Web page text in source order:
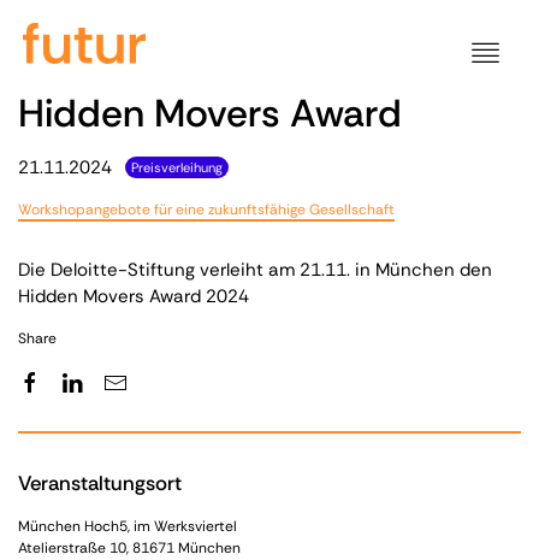
Hidden Movers Award
21.11.2024 Preisverleihung
Workshopangebote für eine zukunftsfähige Gesellschaft
Die Deloitte-Stiftung verleiht am 21.11. in München den
Hidden Movers Award 2024
Share
Veranstaltungsort
München Hoch5, im Werksviertel
Atelierstraße 10, 81671 München